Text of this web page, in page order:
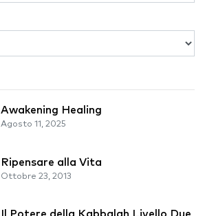
Awakening Healing
Agosto 11, 2025
Ripensare alla Vita
Ottobre 23, 2013